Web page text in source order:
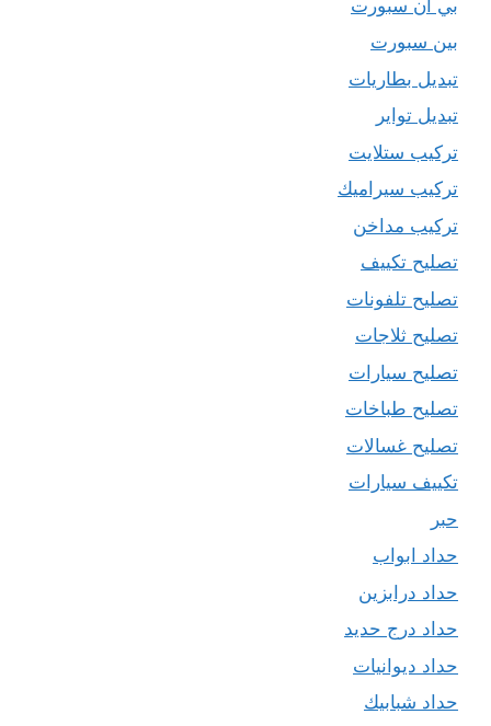
بي ان سبورت
بين سبورت
تبديل بطاريات
تبديل تواير
تركيب ستلايت
تركيب سيراميك
تركيب مداخن
تصليح تكييف
تصليح تلفونات
تصليح ثلاجات
تصليح سيارات
تصليح طباخات
تصليح غسالات
تكييف سيارات
حبر
حداد ابواب
حداد درابزين
حداد درج حديد
حداد ديوانيات
حداد شبابيك